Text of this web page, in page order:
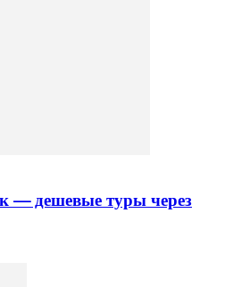
— дешевые туры через